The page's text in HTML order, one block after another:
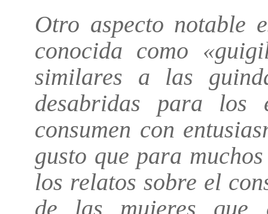
Otro aspecto notable
conocida como
similares a las
desabridas para los
consumen con
gusto que para
los relatos sobre el
de las mujeres que